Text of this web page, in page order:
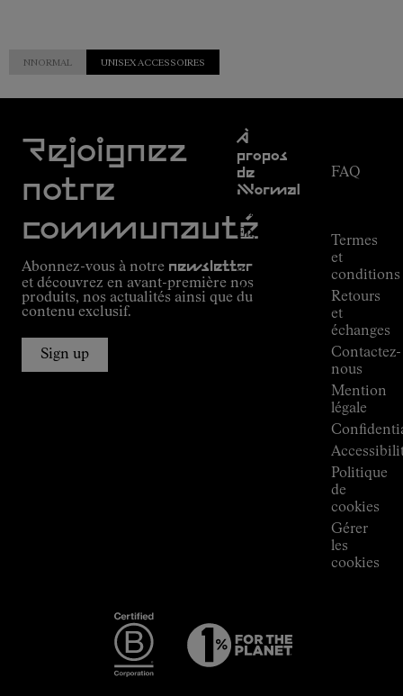
NNORMAL UNISEX ACCESSOIRES
Rejoignez
notre
communauté
Abonnez-vous à notre newsletter
et découvrez en avant-première nos
produits, nos actualités ainsi que du
contenu exclusif.
Sign up
À
propos
de
NNormal
Mission
Engagement
guide
Alpine
Connections
FAQ
Termes
et
conditions
Retours
et
échanges
Contactez-
nous
Mention
légale
Politique
de
cookies
Gérer
les
cookies